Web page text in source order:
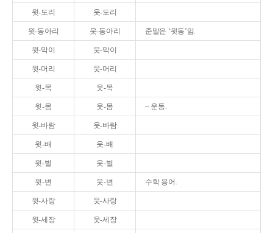
윗-도리 웃-도리
윗-동아리 웃-동아리 준말은 ‘윗동’임.
윗-막이 웃-막이
윗-머리 웃-머리
윗-목 웃-목
윗-몸 웃-몸 ~ 운동.
윗-바람 웃-바람
윗-배 웃-배
윗-벌 웃-벌
윗-변 웃-변 수학 용어.
윗-사랑 웃-사랑
윗-세장 웃-세장